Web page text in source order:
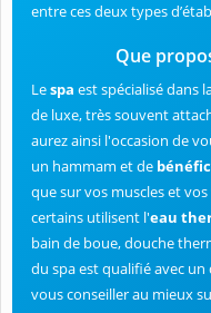
entre ces deux types
Que
Lespa est spécialisé dans
de luxe, très souvent
aurez ainsi l'occasion de
un hammam et de
que sur vos muscles et
certains utilisent l'eau
bain de boue, douche
du spa est qualifié avec
vous conseiller au mieux